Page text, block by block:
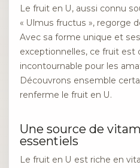
Le fruit en U, aussi connu
« Ulmus fructus », regorge
Avec sa forme unique et
exceptionnelles, ce fruit est
incontournable pour les
Découvrons ensemble
renferme le fruit en U.
Une source de
essentiels
Le fruit en U est riche en